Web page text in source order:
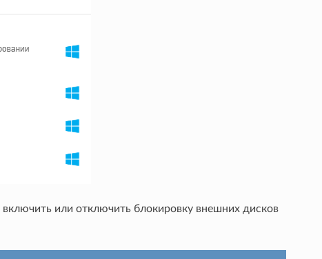
или отключить блокировку внешних дисков